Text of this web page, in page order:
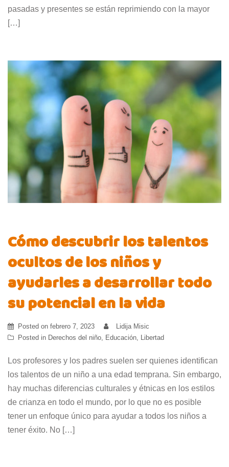
pasadas y presentes se están reprimiendo con la mayor
[…]
Cómo descubrir los talentos
ocultos de los niños y
ayudarles a desarrollar todo
su potencial en la vida
Posted on febrero 7, 2023
Lidija Misic
Posted in Derechos del niño, Educación, Libertad
Los profesores y los padres suelen ser quienes identifican
los talentos de un niño a una edad temprana. Sin embargo,
hay muchas diferencias culturales y étnicas en los estilos
de crianza en todo el mundo, por lo que no es posible
tener un enfoque único para ayudar a todos los niños a
tener éxito. No […]